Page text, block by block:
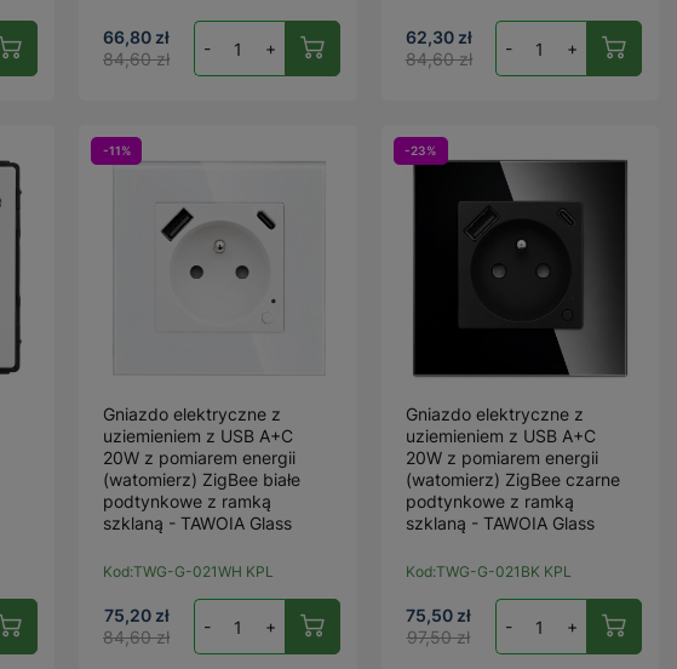
84,60 zł
66,80 zł
- +
84,60 zł
62,30 zł
- +
-11%
Gniazdo elektryczne z
uziemieniem z USB A+C
20W z pomiarem energii
(watomierz) ZigBee białe
podtynkowe z ramką
szklaną - TAWOIA Glass
Kod:TWG-G-021WH KPL
84,60 zł
75,20 zł
- +
-23%
Gniazdo elektryczne z
uziemieniem z USB A+C
20W z pomiarem energii
(watomierz) ZigBee czarne
podtynkowe z ramką
szklaną - TAWOIA Glass
Kod:TWG-G-021BK KPL
97,50 zł
75,50 zł
- +